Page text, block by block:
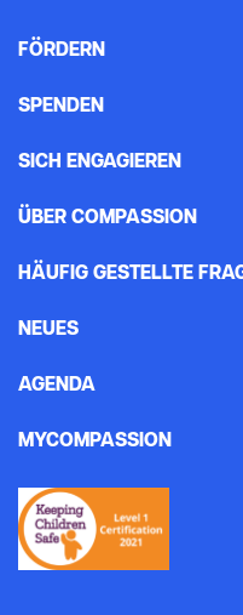
FÖRDERN
SPENDEN
SICH ENGAGIEREN
ÜBER COMPASSION
HÄUFIG GESTELLTE
NEUES
AGENDA
MYCOMPASSION